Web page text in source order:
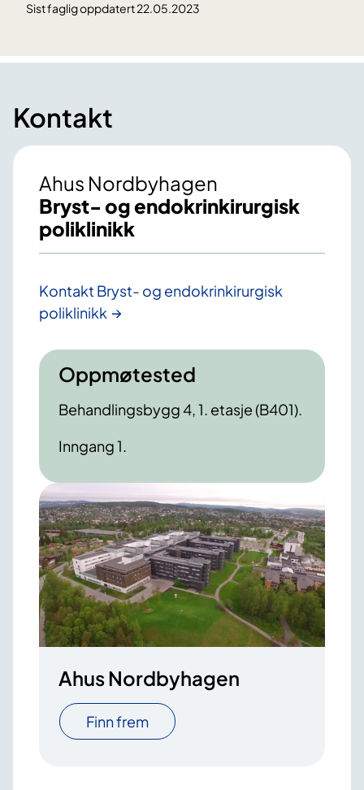
Sist faglig oppdatert 22.05.2023
Kontakt
Ahus Nordbyhagen
Bryst- og endokrinkirurgisk
poliklinikk
Kontakt Bryst- og endokrinkirurgisk
poliklinikk
Oppmøtested
Behandlingsbygg 4, 1. etasje (B401).
Inngang 1.
Ahus Nordbyhagen
Finn frem